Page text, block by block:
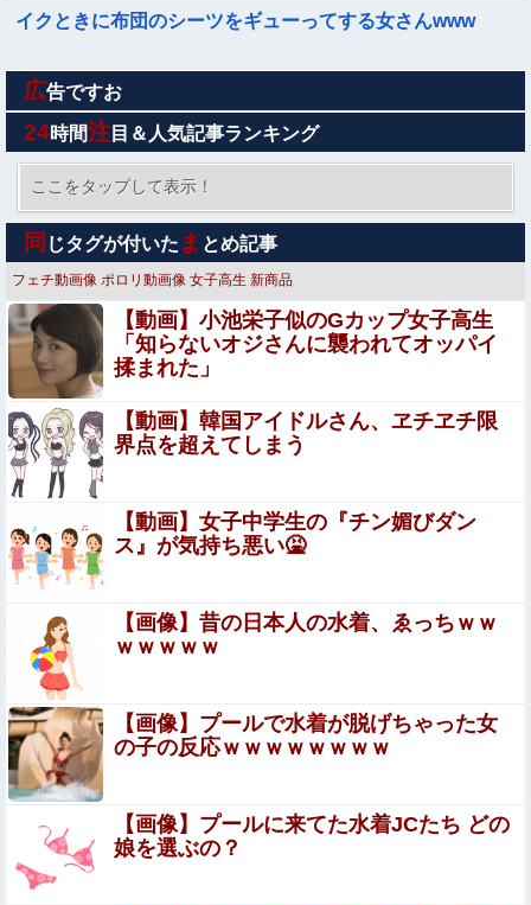
イクときに布団のシーツをギューってする女さんwww
【画像】漫画家・桂正和の描いた最新パ0ツイラストにネ
ット衝撃「この質感の出し方」「実写かと思いました]
【画像】田中みな実さん、妊娠中とは思えないヒール姿で
登場してしまう
【動画】美人ボートレーサーさん(24)、ガチで美人
wwwwww
海外「日本なんて行くんじゃなかった…」 日本を知ってし
まったディズニー信者、帰国後『本家』に失望する事態に
オワコン扱いされていたデジモンさん、令和に全盛期を超
える利益を生み出していた
【訃報】人気Vtuberの犬、19歳で死去
【画像】ビリー・アイリッシュ(24)、ライブで超モリ
マンスジを強調して炎上ｗｗｗｗｗｗｗｗ
【速報】子どもたちのヒーロー・任天堂、熊本地震を受け
万円寄付他
【閲覧注意】お願いだからフェイクであってほしいこの女
児の動画、本物だった…
【悲報】落語家、亡くなったタレントからいじめられた過
去を告白する…
【悲報画像】ブルーロックになんJ民とドッピュ
ン孕ませ男登場www
【画像】 真夏日のプール、ガチで最高すぎｗｗｗｗｗｗｗ
ｗｗｗ
広告ですお
24時間注 目＆人気記事ランキング
ここをタップして表示！
同 じタグが付いた ま とめ記事
フェチ動画像 ポロリ動画像 女子高生 新商品
【動画】小池栄子似のGカップ女子高生
「知らないオジさんに襲われてオッパイ
揉まれた」
【動画】韓国アイドルさん、ヱチヱチ限
界点を超えてしまう
【動画】女子中学生の『チン媚びダン
ス』が気持ち悪い🤮
【画像】昔の日本人の水着、ゑっちｗｗ
ｗｗｗｗｗ
【画像】プールで水着が脱げちゃった女
の子の反応ｗｗｗｗｗｗｗｗ
【画像】プールに来てた水着JCたち どの
娘を選ぶの？